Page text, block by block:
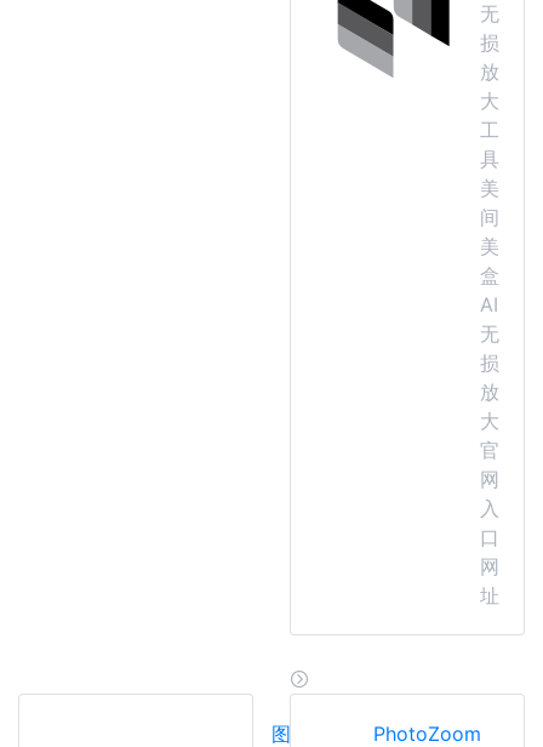
无
损
放
大
工
具
美
间
美
盒
AI
无
损
放
大
官
网
入
口
网
址
图片
PhotoZoom